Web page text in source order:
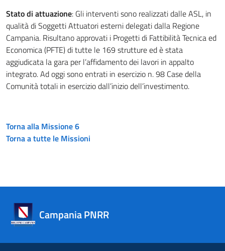
Stato di attuazione: Gli interventi sono realizzati dalle ASL, in
qualità di Soggetti Attuatori esterni delegati dalla Regione
Campania. Risultano approvati i Progetti di Fattibilità Tecnica ed
Economica (PFTE) di tutte le 169 strutture ed è stata
aggiudicata la gara per l’affidamento dei lavori in appalto
integrato. Ad oggi sono entrati in esercizio n. 98 Case della
Comunità totali in esercizio dall’inizio dell’investimento.
Torna alla Missione 6
Torna a tutte le Missioni
Campania PNRR